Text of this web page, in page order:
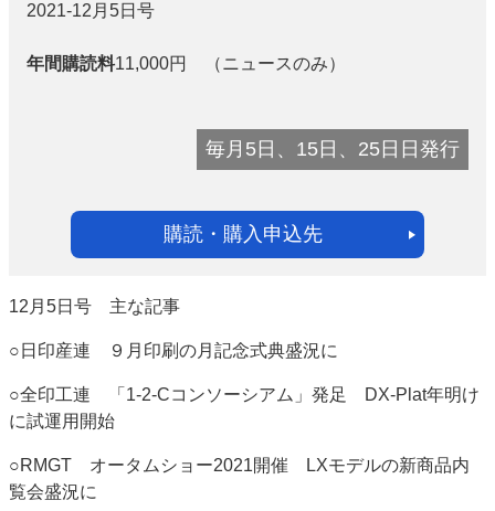
2021-12月5日号
年間購読料11,000円 （ニュースのみ）
毎月5日、15日、25日日発行
購読・購入申込先
12月5日号 主な記事
○日印産連 ９月印刷の月記念式典盛況に
○全印工連 「1-2-Cコンソーシアム」発足 DX-Plat年明け
に試運用開始
○RMGT オータムショー2021開催 LXモデルの新商品内
覧会盛況に